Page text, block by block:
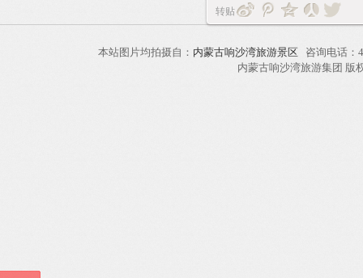
转贴
本站图片均拍摄自： 内蒙古响沙湾旅游景区 咨询电话
内蒙古响沙湾旅游集团